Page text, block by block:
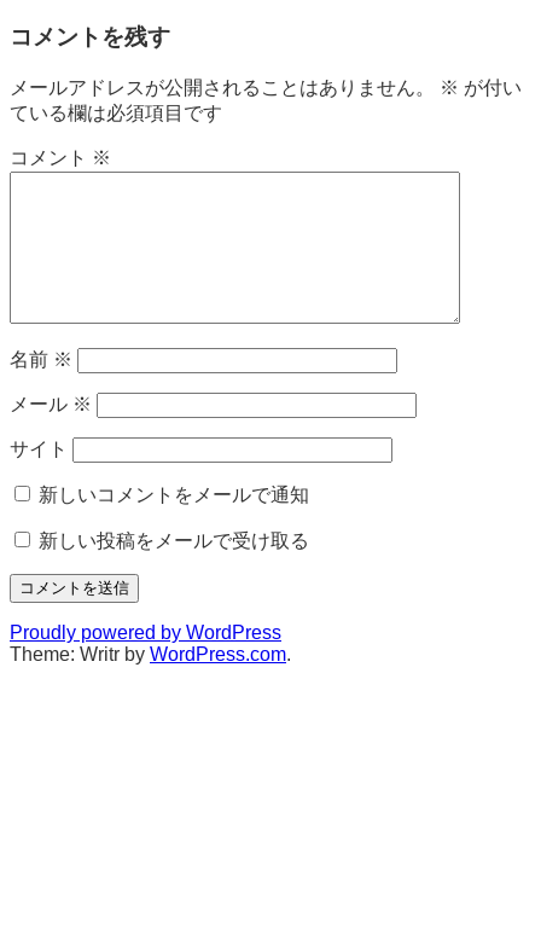
コメントを残す
メールアドレスが公開されることはありません。 ※ が付い
ている欄は必須項目です
コメント ※
名前 ※
メール ※
サイト
新しいコメントをメールで通知
新しい投稿をメールで受け取る
Proudly powered by WordPress
Theme: Writr by WordPress.com.